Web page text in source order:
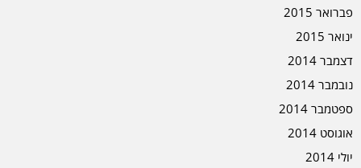
פברואר 2015
ינואר 2015
דצמבר 2014
נובמבר 2014
ספטמבר 2014
אוגוסט 2014
יולי 2014